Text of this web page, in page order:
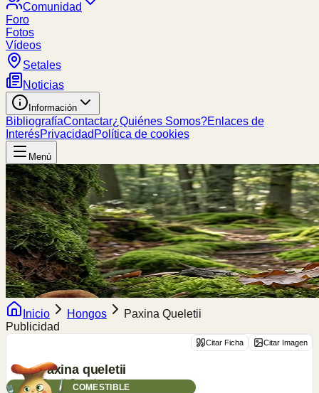
Comunidad
Foro
Fotos
Vídeos
Setales
Noticias
Información
BibliografíaContactar¿Quiénes Somos?Enlaces de
InterésPrivacidad Política de cookies
Menú
Inicio Hongos
Paxina Queletii
Publicidad
Citar Ficha Citar Imagen
Paxina queletii
(Bres.) StanglCOMESTIBLE